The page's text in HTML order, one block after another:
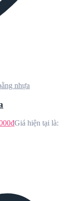
nhựa
₫Giá hiện tại là: